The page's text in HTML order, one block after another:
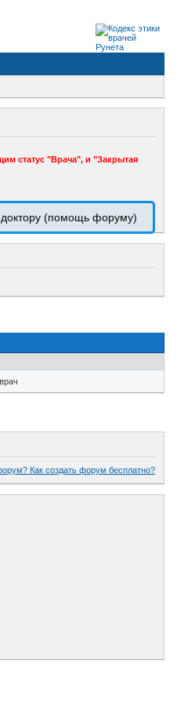
статус "Врача", и "Закрытая
доктору (помощь форуму)